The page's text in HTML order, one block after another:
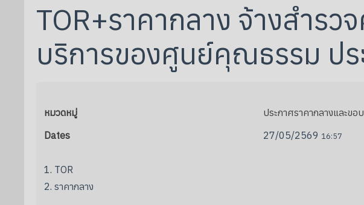
TOR+ราคากลาง จ้างสำร
บริการของศูนย์คุณธรรม ป
หมวดหมู่
ประกาศราคากลางและขอ
Dates
27/05/2569 16:57
1. TOR
2. ราคากลาง